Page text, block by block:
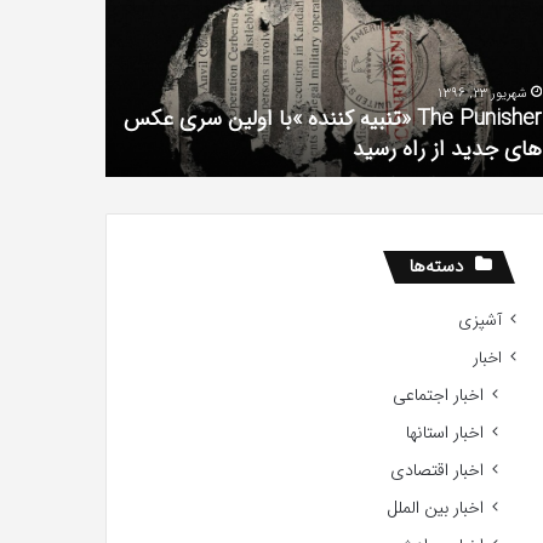
عکس
های
جدید
شهریور 23, 1396
The Punisher «تنبیه کننده »با اولین سری عکس
های جدید از راه رسید
دسته‌ها
آشپزی
اخبار
اخبار اجتماعی
اخبار استانها
اخبار اقتصادی
اخبار بین الملل